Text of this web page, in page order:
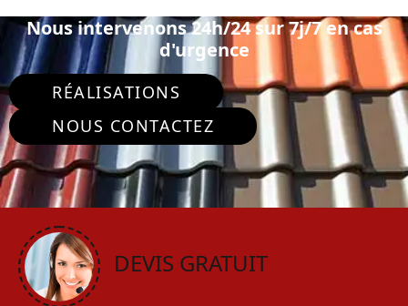
Nous intervenons 24h/24 sur 7j/7 en cas
d'urgence
RÉALISATIONS
NOUS CONTACTEZ
DEVIS GRATUIT